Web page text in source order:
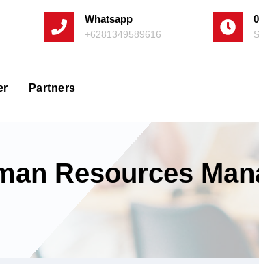
Whatsapp
+6281349589616
Partners
Resources